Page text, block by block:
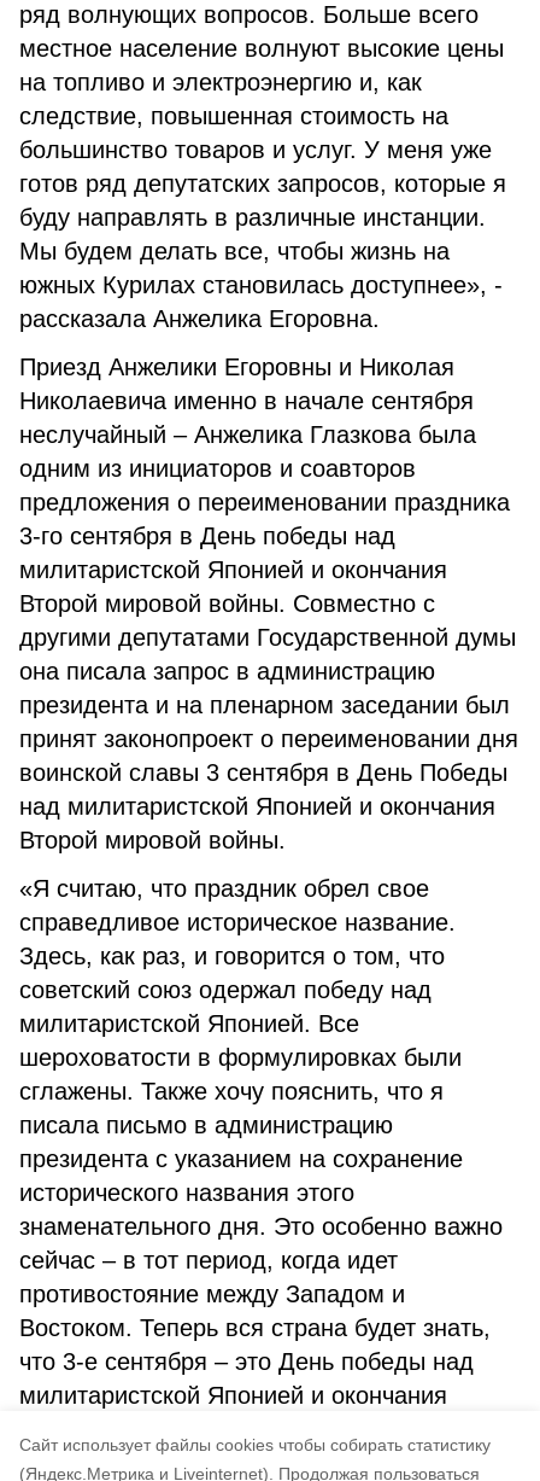
Cайт использует файлы cookies чтобы собирать статистику
(Яндекс.Метрика и Liveinternet).
Продолжая пользоваться
ряд волнующих вопросов. Больше всего
местное население волнуют высокие цены
на топливо и электроэнергию и, как
следствие, повышенная стоимость на
большинство товаров и услуг. У меня уже
готов ряд депутатских запросов, которые я
буду направлять в различные инстанции.
Мы будем делать все, чтобы жизнь на
южных Курилах становилась доступнее», -
рассказала Анжелика Егоровна.
Приезд Анжелики Егоровны и Николая
Николаевича именно в начале сентября
неслучайный – Анжелика Глазкова была
одним из инициаторов и соавторов
предложения о переименовании праздника
3-го сентября в День победы над
милитаристской Японией и окончания
Второй мировой войны. Совместно с
другими депутатами Государственной думы
она писала запрос в администрацию
президента и на пленарном заседании был
принят законопроект о переименовании дня
воинской славы 3 сентября в День Победы
над милитаристской Японией и окончания
Второй мировой войны.
«Я считаю, что праздник обрел свое
справедливое историческое название.
Здесь, как раз, и говорится о том, что
советский союз одержал победу над
милитаристской Японией. Все
шероховатости в формулировках были
сглажены. Также хочу пояснить, что я
писала письмо в администрацию
президента с указанием на сохранение
исторического названия этого
знаменательного дня. Это особенно важно
сейчас – в тот период, когда идет
противостояние между Западом и
Востоком. Теперь вся страна будет знать,
что 3-е сентября – это День победы над
милитаристской Японией и окончания
депутат.